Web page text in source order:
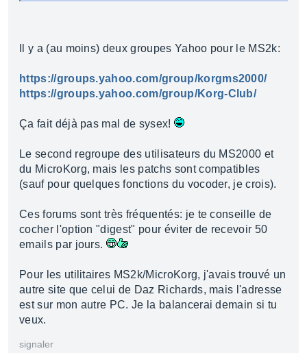
Il y a (au moins) deux groupes Yahoo pour le MS2k:
https://groups.yahoo.com/group/korgms2000/
https://groups.yahoo.com/group/Korg-Club/
Ça fait déjà pas mal de sysex!
Le second regroupe des utilisateurs du MS2000 et
du MicroKorg, mais les patchs sont compatibles
(sauf pour quelques fonctions du vocoder, je crois).
Ces forums sont très fréquentés: je te conseille de
cocher l'option "digest" pour éviter de recevoir 50
emails par jours.
Pour les utilitaires MS2k/MicroKorg, j'avais trouvé un
autre site que celui de Daz Richards, mais l'adresse
est sur mon autre PC. Je la balancerai demain si tu
veux.
signaler